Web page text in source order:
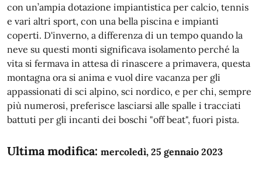
con un’ampia dotazione impiantistica per calcio, tennis
e vari altri sport, con una bella piscina e impianti
coperti. D'inverno, a differenza di un tempo quando la
neve su questi monti significava isolamento perché la
vita si fermava in attesa di rinascere a primavera, questa
montagna ora si anima e vuol dire vacanza per gli
appassionati di sci alpino, sci nordico, e per chi, sempre
più numerosi, preferisce lasciarsi alle spalle i tracciati
battuti per gli incanti dei boschi "off beat", fuori pista.
Ultima modifica: mercoledì, 25 gennaio 2023